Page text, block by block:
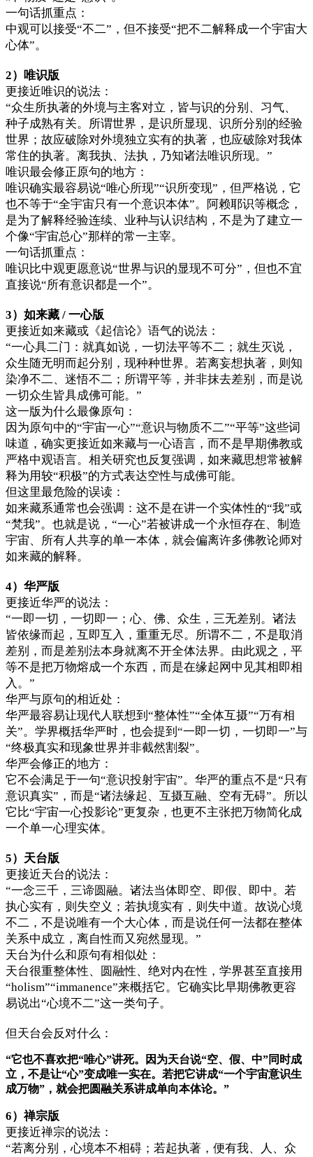
一句话抓重点：
中观可以接受“不二”，但不接受“把不二解释成一个宇宙大
心体”。
2）唯识版
更接近唯识的说法：
“众生所执著的外境与主客对立，皆与识的分别、习气、
种子成熟有关。所谓世界，是识所显现、识所分别的经验
世界；故应破除对外境独立实有的执著，也应破除对我体
常住的执著。离我执、法执，乃知诸法唯识所现。”
唯识最会修正原句的地方：
唯识确实最容易说“唯心所现”“识所变现”，但严格说，它
也不等于“全宇宙只有一个意识本体”。阿赖耶识等概念，
是为了解释经验连续、业种与认识结构，不是为了建立一
个像“宇宙总心”那样的常一主宰。
一句话抓重点：
唯识比中观更愿意说“世界与识的显现不可分”，但也不宜
直接说“所有意识都是一个”。
3）如来藏 / 一心版
更接近如来藏或《起信论》语气的说法：
“一心具二门：就真如说，一切法平等不二；就生灭说，
众生随无明而起分别，现种种世界。若离妄想执著，则知
染净不二、迷悟不二；所谓平等，并非抹去差别，而是说
一切众生皆具成佛可能。”
这一版为什么最像原句：
因为原句中的“宇宙一心”“意识与物质不二”“平等”这些词
味道，确实更接近如来藏与一心语言，而不是早期佛教或
严格中观语言。相关研究也反复强调，如来藏思想常被解
释为用较“积极”的方式表达空性与成佛可能。
但这里最危险的误读：
如来藏系通常也会强调：这不是在讲一个实体性的“我”或
“梵我”。也就是说，“一心”若被讲成一个永恒存在、制造
宇宙、所有人共享的单一本体，就会偏离许多佛教论师对
如来藏的解释。
4）华严版
更接近华严的说法：
“一即一切，一切即一；心、佛、众生，三无差别。诸法
皆依缘而起，互即互入，重重无尽。所谓不二，不是取消
差别，而是差别法本身就离不开全体法界。由此观之，平
等不是把万物熔成一个东西，而是在缘起网中见其相即相
入。”
华严与原句的相近处：
华严最容易让现代人联想到“整体性”“全体互摄”“万有相
关”。学界概括华严时，也会提到“一即一切，一切即一”与
“终极真实和现象世界并非截然割裂”。
华严会修正的地方：
它不会满足于一句“意识投射宇宙”。华严的重点不是“只有
意识真实”，而是“诸法缘起、互摄互融、空有无碍”。所以
它比“宇宙一心投影论”更复杂，也更不主张把万物简化成
一个单一心理实体。
5）天台版
更接近天台的说法：
“一念三千，三谛圆融。诸法当体即空、即假、即中。若
执心实有，则失空义；若执境实有，则失中道。故说心境
不二，不是说唯有一个大心体，而是说任何一法都在整体
关系中成立，离自性而又宛然显现。”
天台为什么和原句有相似处：
天台很重整体性、圆融性、绝对内在性，学界甚至直接用
“holism”“immanence”来概括它。它确实比早期佛教更容
易说出“心境不二”这一类句子。
但天台会反对什么：
“它也不喜欢把“唯心”讲死。因为天台说“空、假、中”同时成
立，不是让“心”变成唯一实在。若把它讲成“一个宇宙意识生
成万物”，就会把圆融关系讲成单向本体论。”
6）禅宗版
更接近禅宗的说法：
“若离分别，心境本不相碍；若起执著，便有我、人、众